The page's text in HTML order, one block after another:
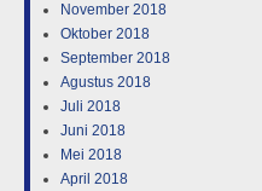
November 2018
Oktober 2018
September 2018
Agustus 2018
Juli 2018
Juni 2018
Mei 2018
April 2018